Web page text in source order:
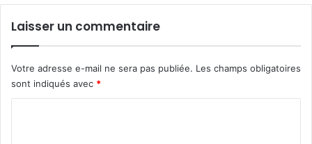
Laisser un commentaire
Votre adresse e-mail ne sera pas publiée. Les champs obligatoires
sont indiqués avec *